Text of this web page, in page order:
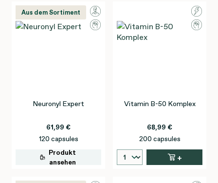
Aus dem Sortiment
Neuronyl Expert
61,99 €
120 capsules
Produkt
ansehen
Vitamin B-50 Komplex
68,99 €
200 capsules
+